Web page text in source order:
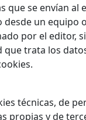
que se envían al
desde un equipo
por el editor,
que trata los
técnicas, de
propias y de